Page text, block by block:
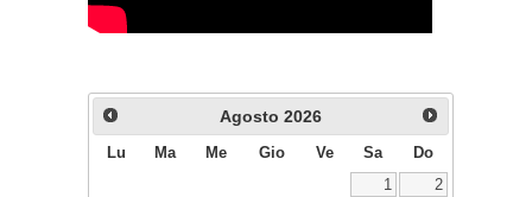
Agosto 2026
Lu Ma Me Gio Ve Sa
Do
1
2